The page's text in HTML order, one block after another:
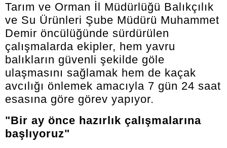
Tarım ve Orman İl Müdürlüğü Balıkçılık
ve Su Ürünleri Şube Müdürü Muhammet
Demir öncülüğünde sürdürülen
çalışmalarda ekipler, hem yavru
balıkların güvenli şekilde göle
ulaşmasını sağlamak hem de kaçak
avcılığı önlemek amacıyla 7 gün 24 saat
esasına göre görev yapıyor.
"Bir ay önce hazırlık çalışmalarına
başlıyoruz"